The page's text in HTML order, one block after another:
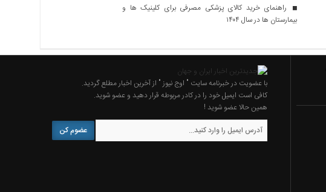
راهنمای خرید کالای پزشکی مصرفی برای کلینیک ها و
بیمارستان ها در سال ۱۴۰۴
با عضویت در خبرنامه سایت " اوج نیوز " از آخرین اخبار مطلع گردید.
کافی است ایمیل خود را در کادر مربوطه قرار دهید و عضو شوید.
همین حالا عضو شوید !